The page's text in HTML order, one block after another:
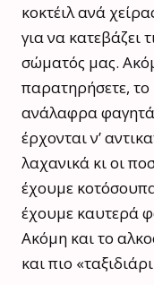
κοκτέιλ ανά
για να κατεβάζει
σώματός μας.
παρατηρήσετε, το
ανάλαφρα
έρχονται ν’
λαχανικά κι οι
έχουμε
έχουμε καυτερά
Ακόμη και το
και πιο